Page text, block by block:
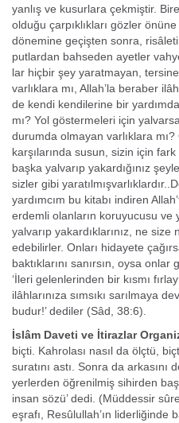
yanlış ve kusurlara çekmiştir.
olduğu çarpıklıkları gözler
dönemine geçişten sonra,
putlardan bahseden ayetler
lar hiçbir şey yaratmayan,
varlıklara mı, Allah’la beraber
de kendi kendilerine bir
mı? Yol göstermeleri için
durumda olmayan varlıklara
karşılarında susun, sizin için
başka yalvarıp yakardığınız
sizler gibi
yardımcım bu kitabı indiren
erdemli olanların koruyucusu ve
yalvarıp yakardıklarınız, ne
edebilirler. Onları hidayete
baktıklarını sanırsın, oysa onlar
‘İleri gelenlerinden bir kısmı
ilâhlarınıza sımsı­kı sarılmaya
budur!’ dediler (Sâd, 38:6).
İslâm Daveti ve İtirazlar
biçti. Kahrolası nasıl da ölçtü,
suratını astı. Sonra da
yerlerden öğrenilmiş sihirden
insan sözü’ de­di. (Müddessir
eşrafı, Resûlullah’ın liderliğinde